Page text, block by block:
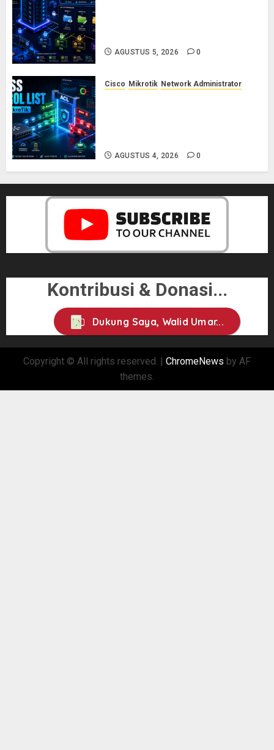
AGUSTUS 5, 2026 0
Cisco Mikrotik Network Administrator
AGUSTUS 4, 2026 0
Kontribusi & Donasi...
Dukung Saya, Walid Umar...
Copyright © All rights reserved. | ChromeNews by AF
themes.